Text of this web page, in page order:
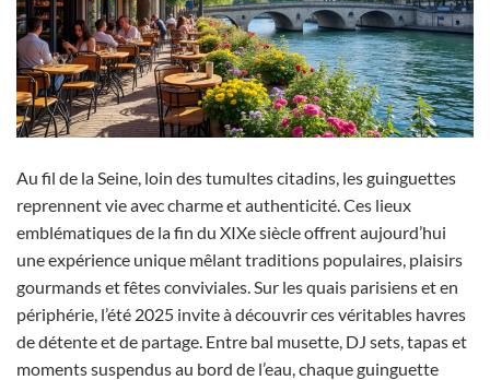
Au fil de la Seine, loin des tumultes citadins, les guinguettes
reprennent vie avec charme et authenticité. Ces lieux
emblématiques de la fin du XIXe siècle offrent aujourd’hui
une expérience unique mêlant traditions populaires, plaisirs
gourmands et fêtes conviviales. Sur les quais parisiens et en
périphérie, l’été 2025 invite à découvrir ces véritables havres
de détente et de partage. Entre bal musette, DJ sets, tapas et
moments suspendus au bord de l’eau, chaque guinguette